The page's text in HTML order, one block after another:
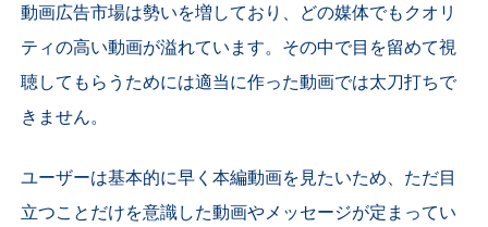
動画広告市場は勢いを増しており、どの媒体でもクオリ
ティの高い動画が溢れています。その中で目を留めて視
聴してもらうためには適当に作った動画では太刀打ちで
きません。
ユーザーは基本的に早く本編動画を見たいため、ただ目
立つことだけを意識した動画やメッセージが定まってい